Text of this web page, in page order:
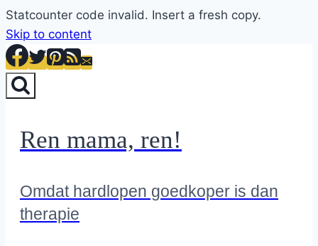
Statcounter code invalid. Insert a fresh copy.
Skip to content
Ren mama, ren!
Omdat hardlopen goedkoper is dan
therapie